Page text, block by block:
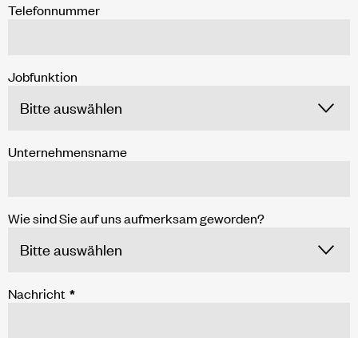
Telefonnummer
Jobfunktion
Unternehmensname
Wie sind Sie auf uns aufmerksam geworden?
Nachricht *